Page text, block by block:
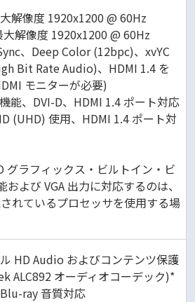
解像度 1920x1200 @ 60Hz
解像度 1920x1200 @ 60Hz
、Deep Color (12bpc)、xvYC
Bit Rate Audio)、HDMI 1.4 を
モニターが必要)
能、DVI-D、HDMI 1.4 ポート対応
(UHD) 使用、HDMI 1.4 ポート対
グラフィックス・ビルトイン・ビ
および VGA 出力に対応するのは、
れているプロセッサを使用する場
HD Audio およびコンテンツ保護
ALC892 オーディオコーデック)*
ray 音質対応